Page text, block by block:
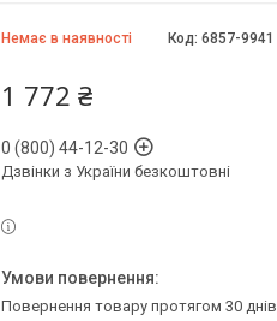
Немає в наявності Код: 6857-9941
1 772 ₴
0 (800) 44-12-30
Дзвінки з України безкоштовні
повернення товару протягом 30 днів